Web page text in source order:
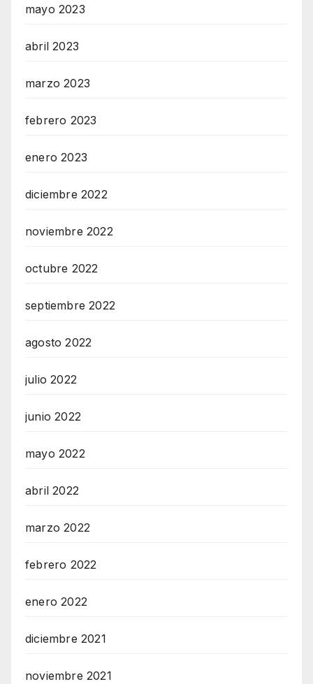
mayo 2023
abril 2023
marzo 2023
febrero 2023
enero 2023
diciembre 2022
noviembre 2022
octubre 2022
septiembre 2022
agosto 2022
julio 2022
junio 2022
mayo 2022
abril 2022
marzo 2022
febrero 2022
enero 2022
diciembre 2021
noviembre 2021